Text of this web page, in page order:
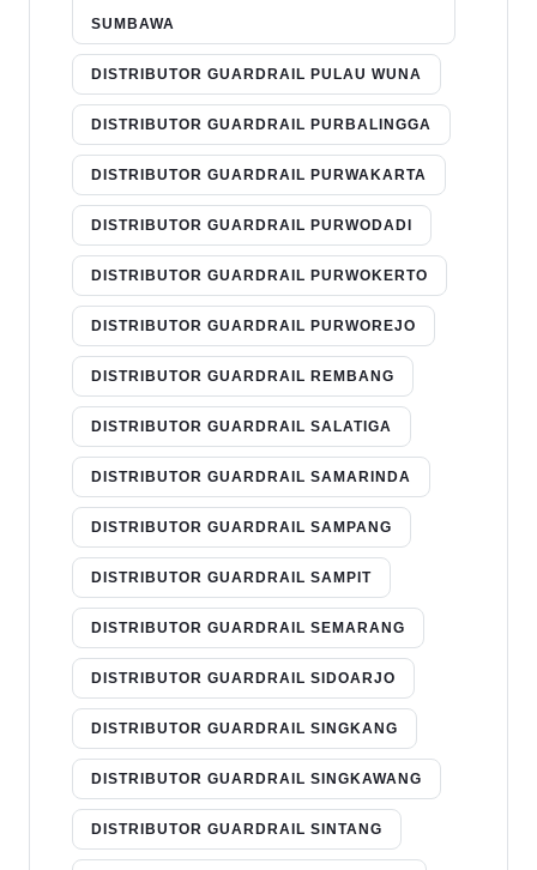
SUMBAWA
DISTRIBUTOR GUARDRAIL PULAU WUNA
DISTRIBUTOR GUARDRAIL PURBALINGGA
DISTRIBUTOR GUARDRAIL PURWAKARTA
DISTRIBUTOR GUARDRAIL PURWODADI
DISTRIBUTOR GUARDRAIL PURWOKERTO
DISTRIBUTOR GUARDRAIL PURWOREJO
DISTRIBUTOR GUARDRAIL REMBANG
DISTRIBUTOR GUARDRAIL SALATIGA
DISTRIBUTOR GUARDRAIL SAMARINDA
DISTRIBUTOR GUARDRAIL SAMPANG
DISTRIBUTOR GUARDRAIL SAMPIT
DISTRIBUTOR GUARDRAIL SEMARANG
DISTRIBUTOR GUARDRAIL SIDOARJO
DISTRIBUTOR GUARDRAIL SINGKANG
DISTRIBUTOR GUARDRAIL SINGKAWANG
DISTRIBUTOR GUARDRAIL SINTANG